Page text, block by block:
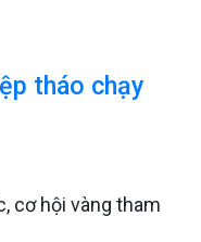
tháo chạy
cơ hội vàng tham